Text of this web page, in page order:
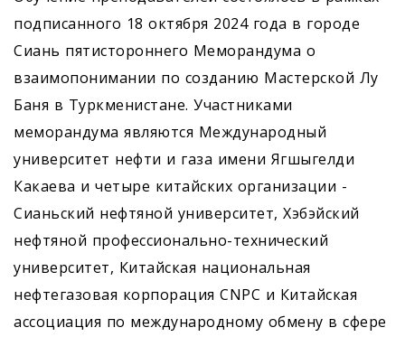
подписанного 18 октября 2024 года в городе
Сиань пятистороннего Меморандума о
взаимопонимании по созданию Мастерской Лу
Баня в Туркменистане. Участниками
меморандума являются Международный
университет нефти и газа имени Ягшыгелди
Какаева и четыре китайских организации -
Сианьский нефтяной университет, Хэбэйский
нефтяной профессионально-технический
университет, Китайская национальная
нефтегазовая корпорация CNPC и Китайская
ассоциация по международному обмену в сфере